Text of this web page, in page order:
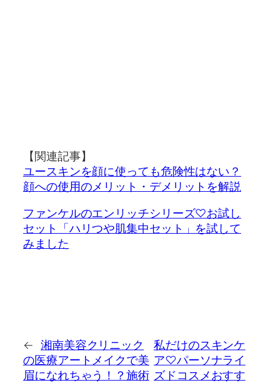
【関連記事】
ユースキンを顔に使っても危険性はない？
顔への使用のメリット・デメリットを解説
ファンケルのエンリッチシリーズ♡お試し
セット「ハリつや肌集中セット」を試して
みました
← 湘南美容クリニック
の医療アートメイクで美
眉になれちゃう！？施術
私だけのスキンケ
ア♡パーソナライ
ズドコスメおすす